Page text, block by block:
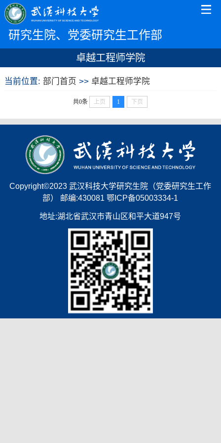
研究生院、党委研究生工作部
卓越工程师学院
当前位置: 部门首页 >> 卓越工程师学院
共0条 上页 1 下页
Copyright©2023 武汉科技大学研究生院（党委研究生工作
部） 邮编:430081 鄂ICP备05003334-1
地址:湖北省武汉市青山区和平大道947号